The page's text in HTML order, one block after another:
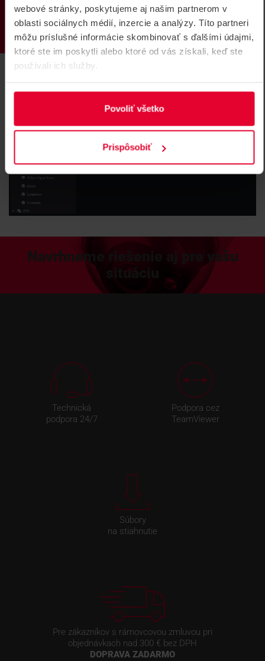
webové stránky, poskytujeme aj našim partnerom v
oblasti sociálnych médií, inzercie a analýzy. Títo partneri
môžu príslušné informácie skombinovať s ďalšími údajmi,
ktoré ste im poskytli alebo ktoré od vás získali, keď ste
používali ich služby.
Povoliť všetko
Prispôsobiť
konfigurácia je možná iba cez iVMS4200.
Navrhneme riešenie aj pre vašu
Technická
podpora 24/7
Podpora cez
TeamViewer
Súbory
na stiahnutie
Pre zákazníkov s rámovcovou zmluvou pri
objednávkach nad 300 € bez DPH
DOPRAVA ZADARMO